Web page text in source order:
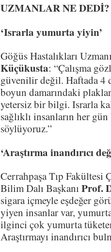
UZMANLAR NE DEDİ?
‘Israrla yumurta yiyin’
Göğüs Hastalıkları
Küçükusta: “Çalışma
güvenilir değil. Haftada 4
boyun damarındaki
yetersiz bir bilgi. Israrla
sağlıklı insanların her
söylüyoruz.”
‘Araştırma inandırıcı
Cerrahpaşa Tıp Fakültesi
Bilim Dalı Başkanı Prof.
sigara içmeyle eşdeğer
yiyen insanlar var,
ilginci çok yumurta
Araştırmayı inandırıcı